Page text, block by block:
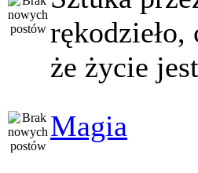
że życie
Magia